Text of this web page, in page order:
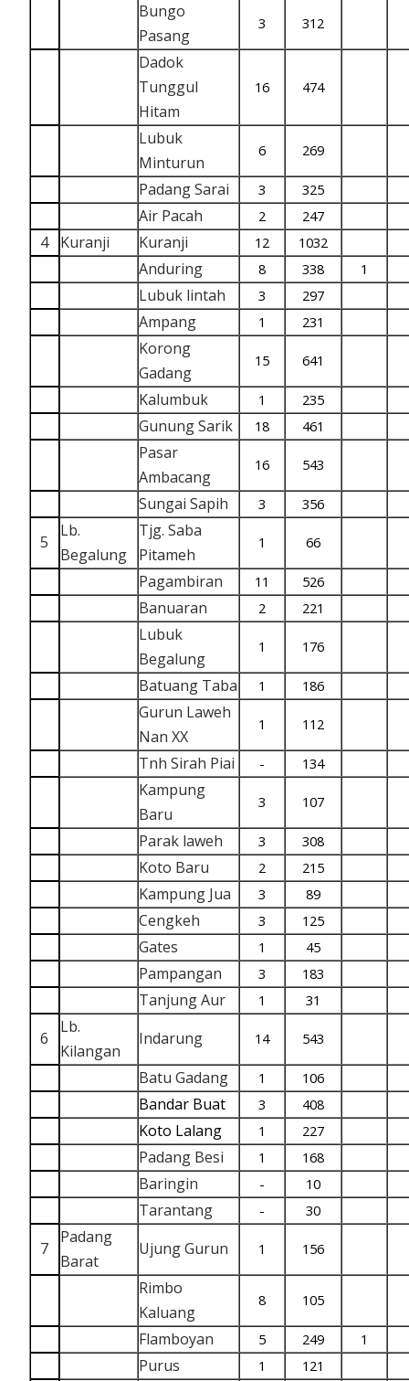
Bungo
Pasang
3 312
Dadok
Tunggul
Hitam
16 474
Lubuk
Minturun
6 269
Padang Sarai 3 325
Air Pacah 2 247
4 Kuranji Kuranji 12 1032
Anduring 8 338 1
Lubuk lintah 3 297
Ampang 1 231
Korong
Gadang
15 641
Kalumbuk 1 235
Gunung Sarik 18 461
Pasar
Ambacang
16 543
Sungai Sapih 3 356
5
Lb.
Begalung
Tjg. Saba
Pitameh
1 66
Pagambiran 11 526
Banuaran 2 221
Lubuk
Begalung
1 176
Batuang Taba 1 186
Gurun Laweh
Nan XX
1 112
Tnh Sirah Piai - 134
Kampung
Baru
3 107
Parak laweh 3 308
Koto Baru 2 215
Kampung Jua 3 89
Cengkeh 3 125
Gates 1 45
Pampangan 3 183
Tanjung Aur 1 31
6
Lb.
Kilangan
Indarung 14 543
Batu Gadang 1 106
Bandar Buat 3 408
Koto Lalang 1 227
Padang Besi 1 168
Baringin - 10
Tarantang - 30
7
Padang
Barat
Ujung Gurun 1 156
Rimbo
Kaluang
8 105
Flamboyan 5 249 1
Purus 1 121